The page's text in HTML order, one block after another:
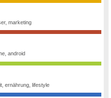
marketing
android
ernährung, lifestyle